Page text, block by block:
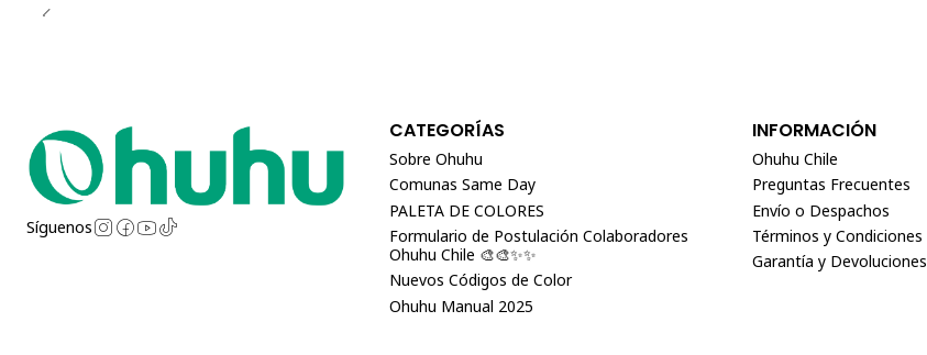
Síguenos
CATEGORÍAS
Sobre Ohuhu
Comunas Same Day
PALETA DE COLORES
Formulario de Postulación Colaboradores
Ohuhu Chile 🎨🎨✨✨
Nuevos Códigos de Color
Ohuhu Manual 2025
INFORMACIÓN
Ohuhu Chile
Preguntas Frecuentes
Envío o Despachos
Términos y Condiciones
Garantía y Devoluciones